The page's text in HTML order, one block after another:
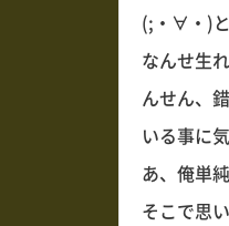
(;・∀・)
なんせ生
んせん、
いる事に
あ、俺単
そこで思